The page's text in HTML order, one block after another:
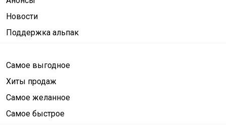
Новости
Поддержка альпак
Самое выгодное
Хиты продаж
Самое желанное
Самое быстрое